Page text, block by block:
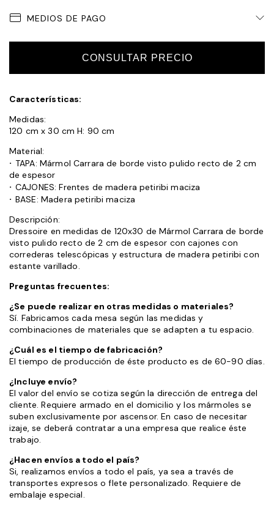
MEDIOS DE PAGO
CONSULTAR PRECIO
Características:
Medidas:
120 cm x 30 cm H: 90 cm
Material:
· TAPA: Mármol Carrara de borde visto pulido recto de 2 cm
de espesor
· CAJONES: Frentes de madera petiribi maciza
· BASE: Madera petiribi maciza
Descripción:
Dressoire en medidas de 120x30 de Mármol Carrara de borde
visto pulido recto de 2 cm de espesor con cajones con
correderas telescópicas y estructura de madera petiribi con
estante varillado.
Preguntas frecuentes:
¿Se puede realizar en otras medidas o materiales?
Sí. Fabricamos cada mesa según las medidas y
combinaciones de materiales que se adapten a tu espacio.
¿Cuál es el tiempo de fabricación?
El tiempo de producción de éste producto es de 60-90 días.
¿Incluye envío?
El valor del envío se cotiza según la dirección de entrega del
cliente. Requiere armado en el domicilio y los mármoles se
suben exclusivamente por ascensor. En caso de necesitar
izaje, se deberá contratar a una empresa que realice éste
trabajo.
¿Hacen envíos a todo el país?
Si, realizamos envíos a todo el país, ya sea a través de
transportes expresos o flete personalizado. Requiere de
embalaje especial.